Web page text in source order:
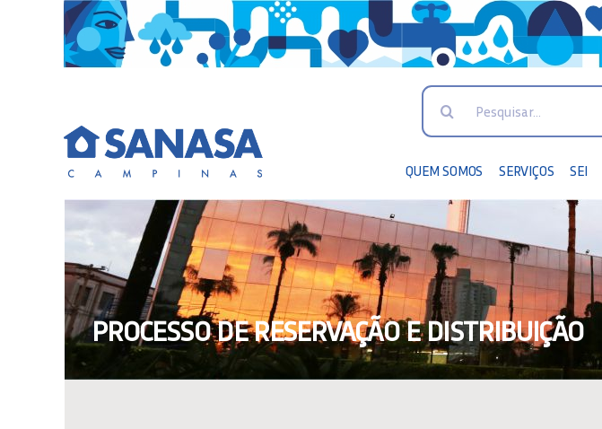
Search
QUEM SOMOS SERVIÇOS SEI
PROCESSO DE RESERVAÇÃO E DISTRIBUIÇÃO